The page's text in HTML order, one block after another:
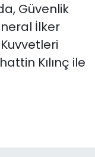
Güvenlik
İlker
Kuvvetleri
Kılınç ile